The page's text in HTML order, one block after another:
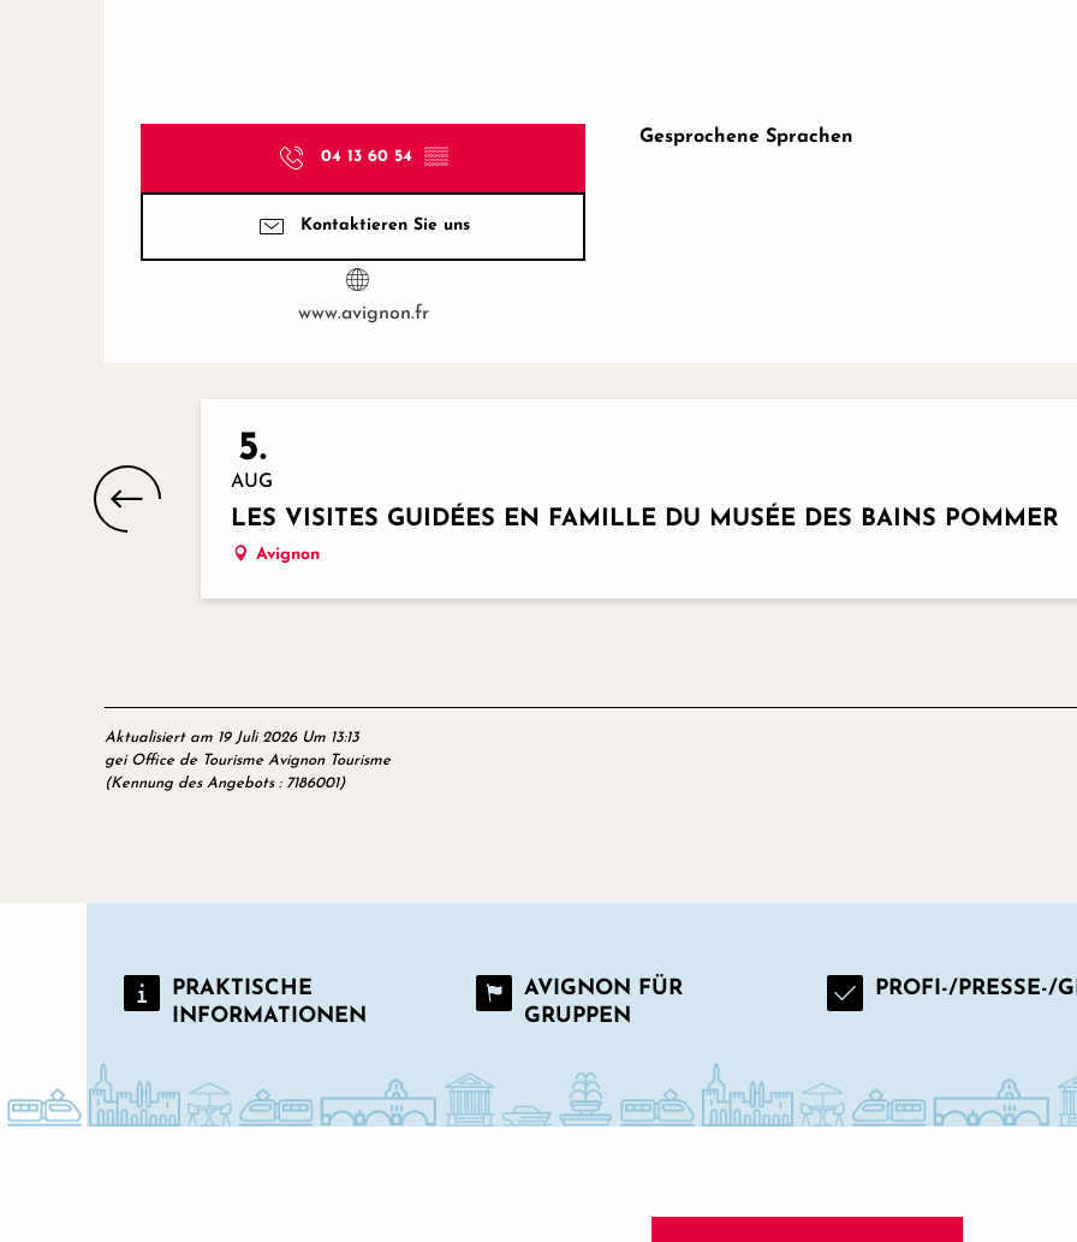
04 13 60 54 ▒▒
Kontaktieren Sie uns
www.avignon.fr
Gesprochene Sprachen
Gesprochene Sprachen
5.
AUG
LES VISITES GUIDÉES EN FAMILLE DU MUSÉE DES BAINS POMMER
Avignon
Aktualisiert am 19 Juli 2026 Um 13:13
gei Office de Tourisme Avignon Tourisme
(Kennung des Angebots : 7186001)
PRAKTISCHE
INFORMATIONEN
AVIGNON FÜR
GRUPPEN
PROFI-/PRESSE-/